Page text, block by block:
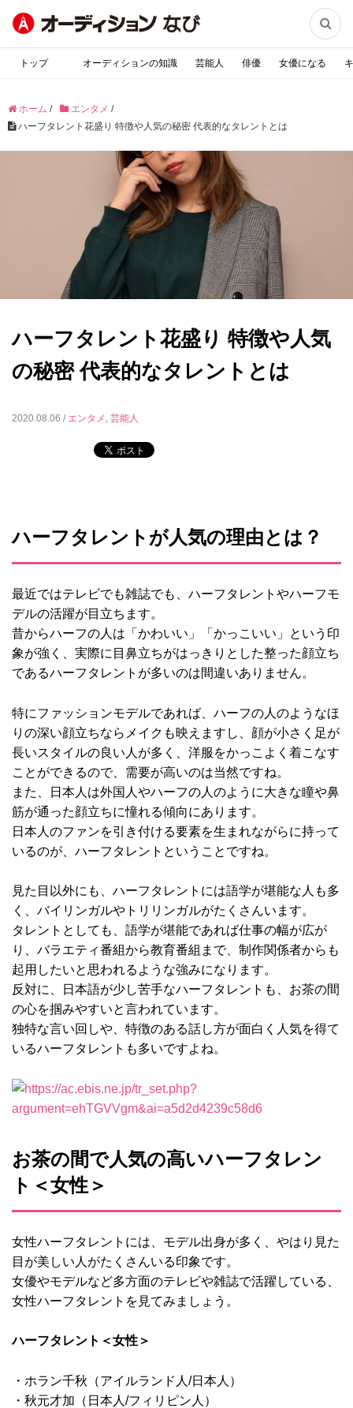

トップ オーディションの知識 芸能人 俳優 女優になる
ホーム / エンタメ /
ハーフタレント花盛り 特徴や人気の秘密 代表的なタレントとは
ハーフタレント花盛り 特徴や人気
の秘密 代表的なタレントとは
2020.08.06 / エンタメ , 芸能人
ハーフタレントが人気の理由とは？
最近ではテレビでも雑誌でも、ハーフタレントやハーフモ
デルの活躍が目立ちます。
昔からハーフの人は「かわいい」「かっこいい」という印
象が強く、実際に目鼻立ちがはっきりとした整った顔立ち
であるハーフタレントが多いのは間違いありません。
特にファッションモデルであれば、ハーフの人のようなほ
りの深い顔立ちならメイクも映えますし、顔が小さく足が
長いスタイルの良い人が多く、洋服をかっこよく着こなす
ことができるので、需要が高いのは当然ですね。
また、日本人は外国人やハーフの人のように大きな瞳や鼻
筋が通った顔立ちに憧れる傾向にあります。
日本人のファンを引き付ける要素を生まれながらに持って
いるのが、ハーフタレントということですね。
見た目以外にも、ハーフタレントには語学が堪能な人も多
く、バイリンガルやトリリンガルがたくさんいます。
タレントとしても、語学が堪能であれば仕事の幅が広が
り、バラエティ番組から教育番組まで、制作関係者からも
起用したいと思われるような強みになります。
反対に、日本語が少し苦手なハーフタレントも、お茶の間
の心を掴みやすいと言われています。
独特な言い回しや、特徴のある話し方が面白く人気を得て
いるハーフタレントも多いですよね。
お茶の間で人気の高いハーフタレン
ト＜女性＞
女性ハーフタレントには、モデル出身が多く、やはり見た
目が美しい人がたくさんいる印象です。
女優やモデルなど多方面のテレビや雑誌で活躍している、
女性ハーフタレントを見てみましょう。
ハーフタレント＜女性＞
・ホラン千秋（アイルランド人/日本人）
・秋元才加（日本人/フィリピン人）